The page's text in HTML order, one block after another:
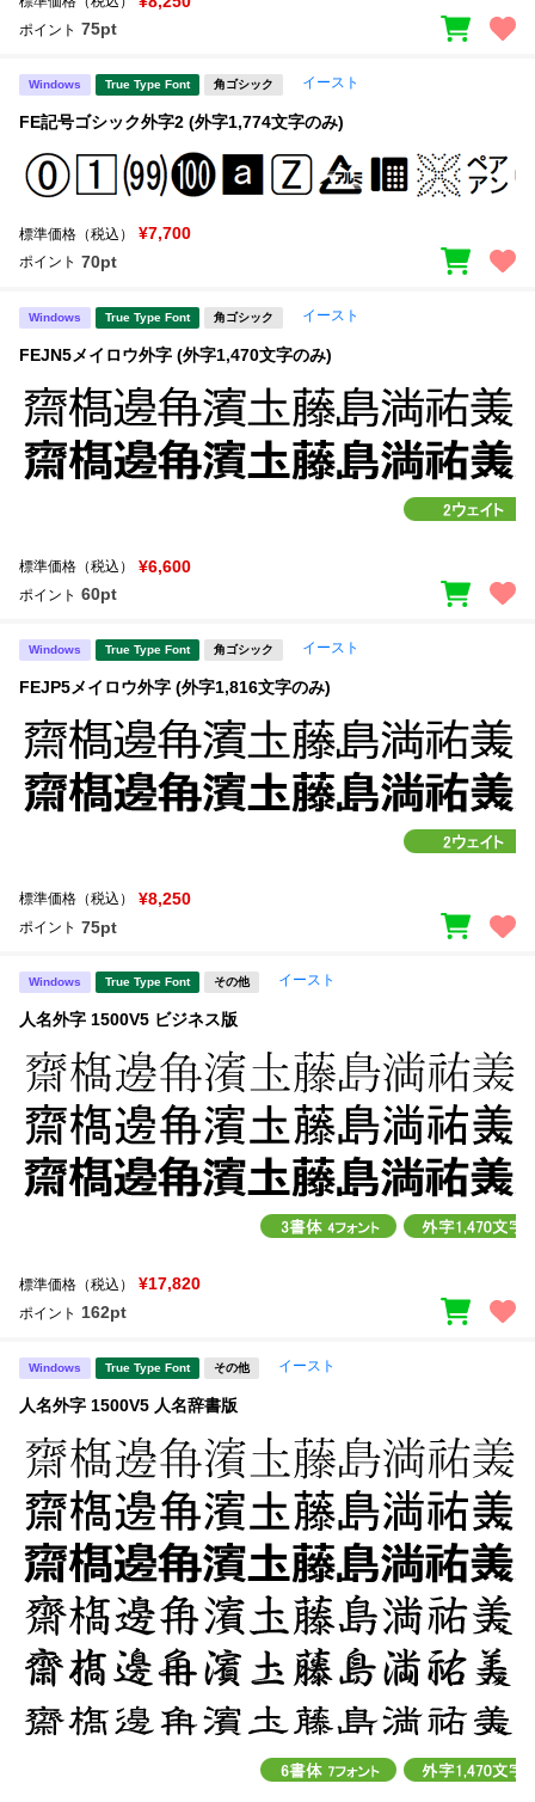
ポイント 75pt
Windows True Type Font 角ゴシック イースト
FE記号ゴシック外字2 (外字1,774文字のみ)
標準価格（税込） ¥7,700
ポイント 70pt
Windows True Type Font 角ゴシック イースト
FEJN5メイロウ外字 (外字1,470文字のみ)
標準価格（税込） ¥6,600
ポイント 60pt
Windows True Type Font 角ゴシック イースト
FEJP5メイロウ外字 (外字1,816文字のみ)
標準価格（税込） ¥8,250
ポイント 75pt
Windows True Type Font その他 イースト
人名外字 1500V5 ビジネス版
標準価格（税込） ¥17,820
ポイント 162pt
Windows True Type Font その他 イースト
人名外字 1500V5 人名辞書版